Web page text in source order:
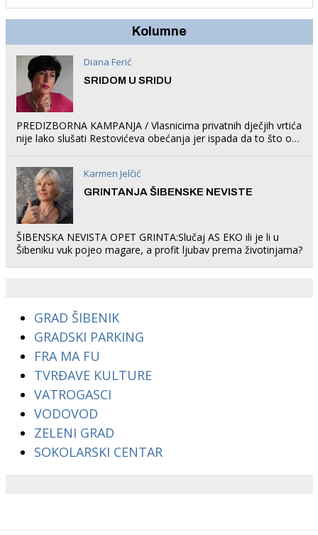
Kolumne
Diana Ferić
SRIDOM U SRIDU
PREDIZBORNA KAMPANJA / Vlasnicima privatnih dječjih vrtića
nije lako slušati Restovićeva obećanja jer ispada da to što oni
Karmen Jelčić
GRINTANJA ŠIBENSKE NEVISTE
ŠIBENSKA NEVISTA OPET GRINTA:Slučaj AS EKO ili je li u
Šibeniku vuk pojeo magare, a profit ljubav prema životinjama?
GRAD ŠIBENIK
GRADSKI PARKING
FRA MA FU
TVRĐAVE KULTURE
VATROGASCI
VODOVOD
ZELENI GRAD
SOKOLARSKI CENTAR